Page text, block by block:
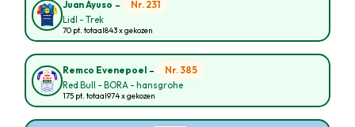
Juan Ayuso - Nr. 231
Lidl - Trek
70 pt. totaal843 x gekozen
Remco Evenepoel - Nr. 385
Red Bull - BORA - hansgrohe
175 pt. totaal974 x gekozen